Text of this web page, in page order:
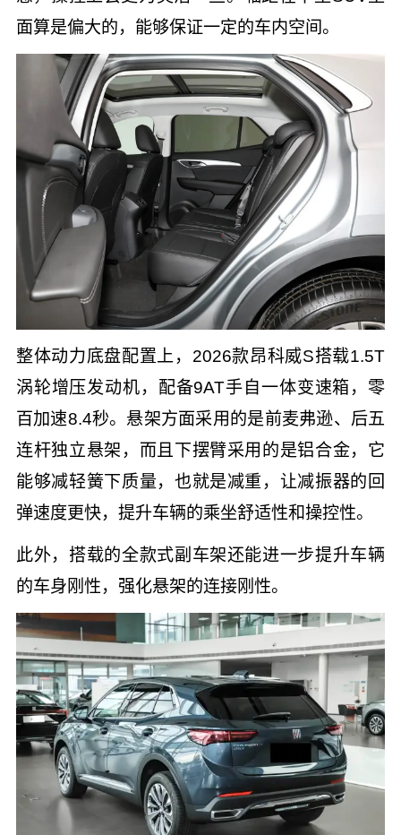
面算是偏大的，能够保证一定的车内空间。
整体动力底盘配置上，2026款昂科威S搭载1.5T
涡轮增压发动机，配备9AT手自一体变速箱，零
百加速8.4秒。悬架方面采用的是前麦弗逊、后五
连杆独立悬架，而且下摆臂采用的是铝合金，它
能够减轻簧下质量，也就是减重，让减振器的回
弹速度更快，提升车辆的乘坐舒适性和操控性。
此外，搭载的全款式副车架还能进一步提升车辆
的车身刚性，强化悬架的连接刚性。